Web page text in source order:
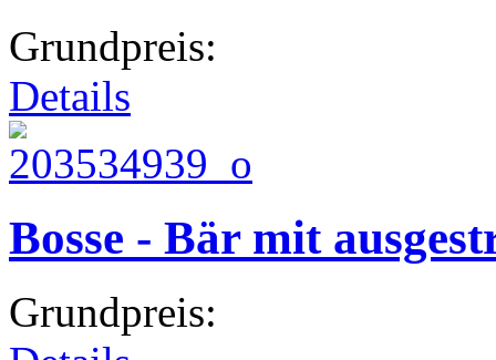
Grundpreis:
Details
Bosse - Bär mit
Grundpreis: